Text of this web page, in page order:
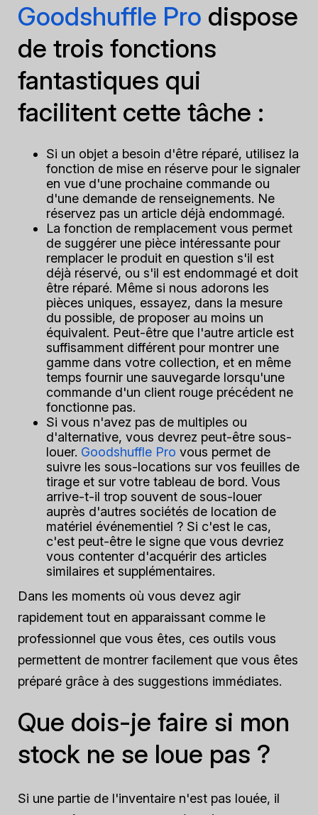
Goodshuffle Pro dispose
de trois fonctions
fantastiques qui
facilitent cette tâche :
Si un objet a besoin d'être réparé, utilisez la
fonction de mise en réserve pour le signaler
en vue d'une prochaine commande ou
d'une demande de renseignements. Ne
réservez pas un article déjà endommagé.
La fonction de remplacement vous permet
de suggérer une pièce intéressante pour
remplacer le produit en question s'il est
déjà réservé, ou s'il est endommagé et doit
être réparé. Même si nous adorons les
pièces uniques, essayez, dans la mesure
du possible, de proposer au moins un
équivalent. Peut-être que l'autre article est
suffisamment différent pour montrer une
gamme dans votre collection, et en même
temps fournir une sauvegarde lorsqu'une
commande d'un client rouge précédent ne
fonctionne pas.
Si vous n'avez pas de multiples ou
d'alternative, vous devrez peut-être sous-
louer. Goodshuffle Pro vous permet de
suivre les sous-locations sur vos feuilles de
tirage et sur votre tableau de bord. Vous
arrive-t-il trop souvent de sous-louer
auprès d'autres sociétés de location de
matériel événementiel ? Si c'est le cas,
c'est peut-être le signe que vous devriez
vous contenter d'acquérir des articles
similaires et supplémentaires.
Dans les moments où vous devez agir
rapidement tout en apparaissant comme le
professionnel que vous êtes, ces outils vous
permettent de montrer facilement que vous êtes
préparé grâce à des suggestions immédiates.
Que dois-je faire si mon
stock ne se loue pas ?
Si une partie de l'inventaire n'est pas louée, il